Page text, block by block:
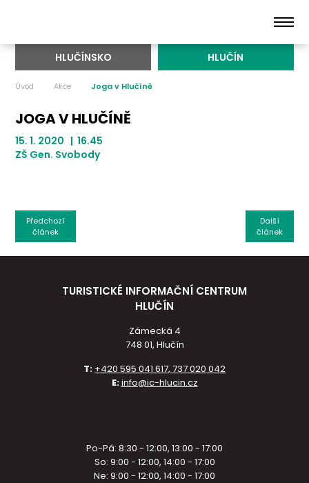
HLUČÍNSKO HLUČÍN
Úvod Akce Joga v Hlučíně
JOGA V HLUČÍNĚ
15. 1. 2020 | 16.45
ZŠ Gen. Svobody
Další
článek
Předchozí
článek
TURISTICKÉ INFORMAČNÍ CENTRUM
HLUČÍN
Zámecká 4
748 01, Hlučín
T: +420 595 041 617, 737 020 042
E:info@ic-hlucin.cz
Po-Pá: 8:30 - 12:00, 13:00 - 17:00
So: 9:00 - 12:00, 14:00 - 17:00
Ne: 9:00 - 12:00, 14:00 - 17:00